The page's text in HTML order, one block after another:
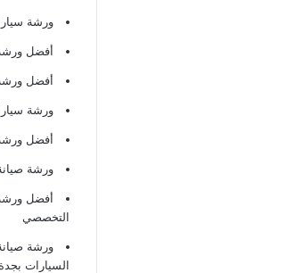
ورشة
أفضل
أفضل
ورشة
أفضل
ورشة
أفضل
التخصصي
ورشة
السيارات بجدة